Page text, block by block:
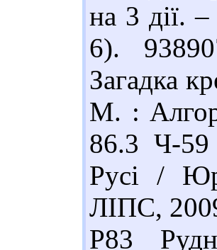
на 3 дії.
6).
Загадка
М. :
86.3 Ч-
Русі /
ЛІПС,
Р83